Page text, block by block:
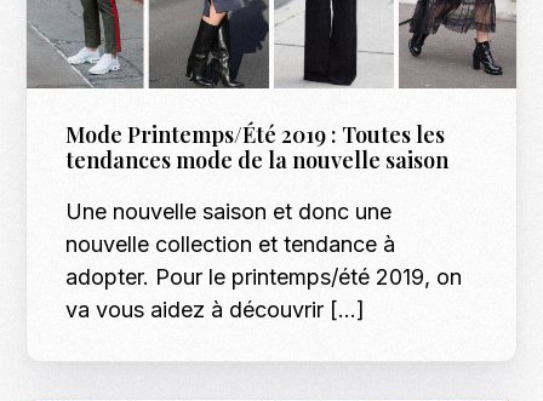
Mode Printemps/Été 2019 : Toutes les
tendances mode de la nouvelle saison
Une nouvelle saison et donc une
nouvelle collection et tendance à
adopter. Pour le printemps/été 2019, on
va vous aidez à découvrir […]